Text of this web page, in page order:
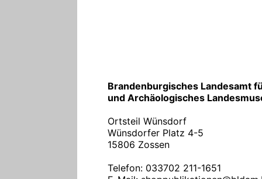
Brandenburgisches Landesamt
und Archäologisches
Ortsteil Wünsdorf
Wünsdorfer Platz 4-5
15806 Zossen
Telefon: 033702 211-1651